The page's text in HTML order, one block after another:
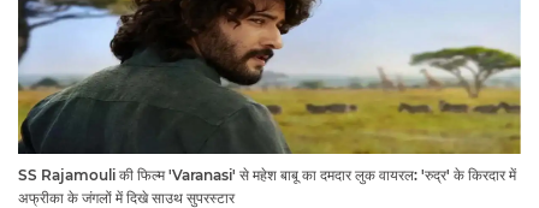
SS Rajamouli की फिल्म 'Varanasi' से महेश बाबू का दमदार लुक वायरल: 'रुद्र' के किरदार में
अफ्रीका के जंगलों में दिखे साउथ सुपरस्टार